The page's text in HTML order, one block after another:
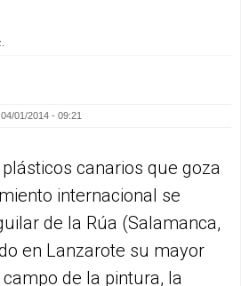
04/01/2014 - 09:21
canarios que goza
internacional se
de la Rúa (Salamanca,
en Lanzarote su mayor
de la pintura, la